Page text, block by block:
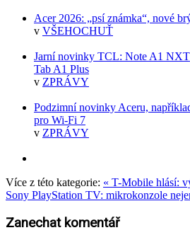
Acer 2026: „psí známka“, nové
v VŠEHOCHUŤ
Jarní novinky TCL: Note A1
Tab A1 Plus
v ZPRÁVY
Podzimní novinky Aceru,
pro Wi-Fi 7
v ZPRÁVY
Více z této kategorie: « T-Mobile hlásí:
Sony PlayStation TV: mikrokonzole
Zanechat komentář